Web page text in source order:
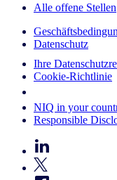
Alle offene Stellen
Datenschutz
Ihre
Cookie-Richtlinie
NIQ in your
Responsible